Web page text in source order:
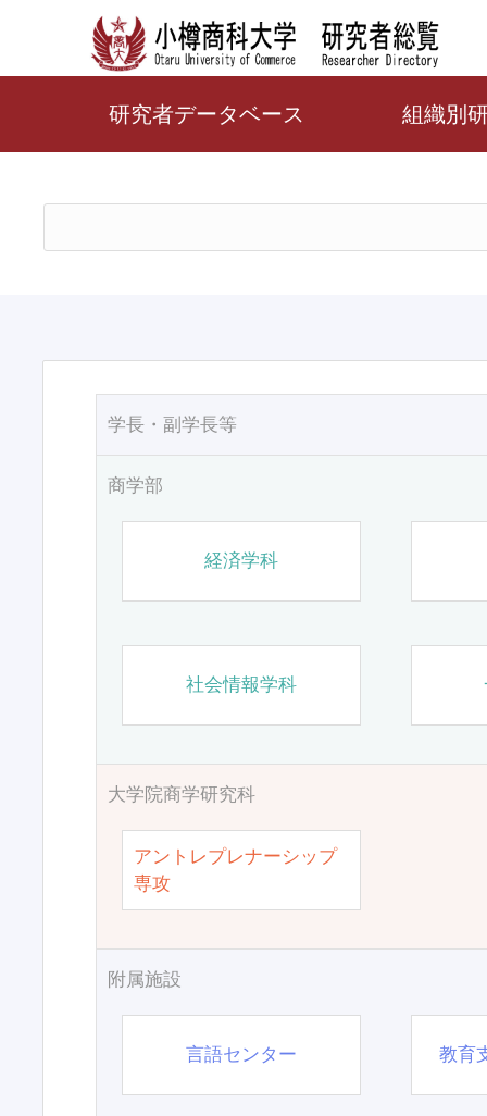
研究者データベース 組織別
学長・副学長等
商学部
経済学科
社会情報学科
大学院商学研究科
アントレプレナーシップ
専攻
附属施設
言語センター 教育